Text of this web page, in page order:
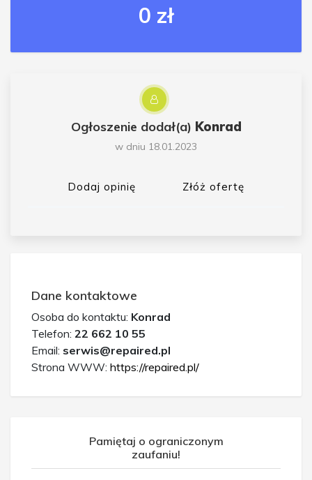
0 zł
Ogłoszenie dodał(a) Konrad
w dniu 18.01.2023
Dodaj opinię Złóż ofertę
Dane kontaktowe
Osoba do kontaktu: Konrad
Telefon: 22 662 10 55
Email: serwis@repaired.pl
Strona WWW: https://repaired.pl/
Pamiętaj o ograniczonym
zaufaniu!